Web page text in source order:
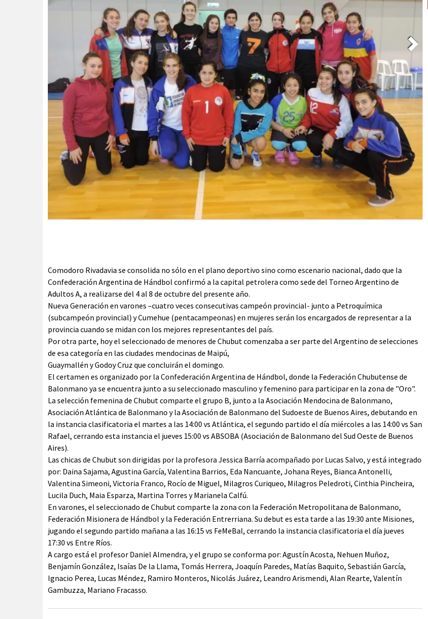
Comodoro Rivadavia se consolida no sólo en el plano deportivo sino como escenario nacional, dado que la
Confederación Argentina de Hándbol confirmó a la capital petrolera como sede del Torneo Argentino de
Adultos A, a realizarse del 4 al 8 de octubre del presente año.
Nueva Generación en varones –cuatro veces consecutivas campeón provincial- junto a Petroquímica
(subcampeón provincial) y Cumehue (pentacampeonas) en mujeres serán los encargados de representar a la
provincia cuando se midan con los mejores representantes del país.
Por otra parte, hoy el seleccionado de menores de Chubut comenzaba a ser parte del Argentino de selecciones
de esa categoría en las ciudades mendocinas de Maipú,
Guaymallén y Godoy Cruz que concluirán el domingo.
El certamen es organizado por la Confederación Argentina de Hándbol, donde la Federación Chubutense de
Balonmano ya se encuentra junto a su seleccionado masculino y femenino para participar en la zona de "Oro".
La selección femenina de Chubut comparte el grupo B, junto a la Asociación Mendocina de Balonmano,
Asociación Atlántica de Balonmano y la Asociación de Balonmano del Sudoeste de Buenos Aires, debutando en
la instancia clasificatoria el martes a las 14:00 vs Atlántica, el segundo partido el día miércoles a las 14:00 vs San
Rafael, cerrando esta instancia el jueves 15:00 vs ABSOBA (Asociación de Balonmano del Sud Oeste de Buenos
Aires).
Las chicas de Chubut son dirigidas por la profesora Jessica Barría acompañado por Lucas Salvo, y está integrado
por: Daina Sajama, Agustina García, Valentina Barrios, Eda Nancuante, Johana Reyes, Bianca Antonelli,
Valentina Simeoni, Victoria Franco, Rocío de Miguel, Milagros Curiqueo, Milagros Peledroti, Cinthia Pincheira,
Lucila Duch, Maia Esparza, Martina Torres y Marianela Calfú.
En varones, el seleccionado de Chubut comparte la zona con la Federación Metropolitana de Balonmano,
Federación Misionera de Hándbol y la Federación Entrerriana. Su debut es esta tarde a las 19:30 ante Misiones,
jugando el segundo partido mañana a las 16:15 vs FeMeBal, cerrando la instancia clasificatoria el día jueves
17:30 vs Entre Ríos.
A cargo está el profesor Daniel Almendra, y el grupo se conforma por: Agustín Acosta, Nehuen Muñoz,
Benjamín González, Isaías De la Llama, Tomás Herrera, Joaquín Paredes, Matías Baquito, Sebastián García,
Ignacio Perea, Lucas Méndez, Ramiro Monteros, Nicolás Juárez, Leandro Arismendi, Alan Rearte, Valentín
Gambuzza, Mariano Fracasso.